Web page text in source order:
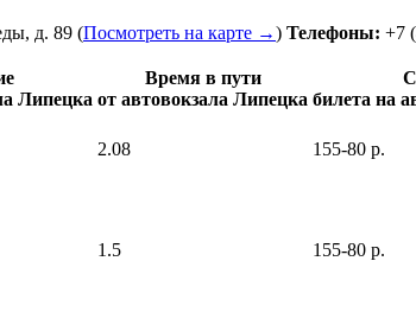
д. 89 (Посмотреть на карте →) Телефоны: +7
Липецка
Время в пути
от автовокзала Липецка билета на
2.08 155-80 р.
1.5 155-80 р.